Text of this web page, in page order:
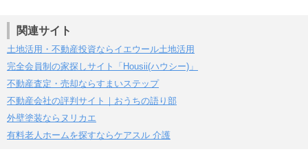
関連サイト
土地活用・不動産投資ならイエウール土地活用
完全会員制の家探しサイト「Housii(ハウシー)」
不動産査定・売却ならすまいステップ
不動産会社の評判サイト｜おうちの語り部
外壁塗装ならヌリカエ
有料老人ホームを探すならケアスル 介護